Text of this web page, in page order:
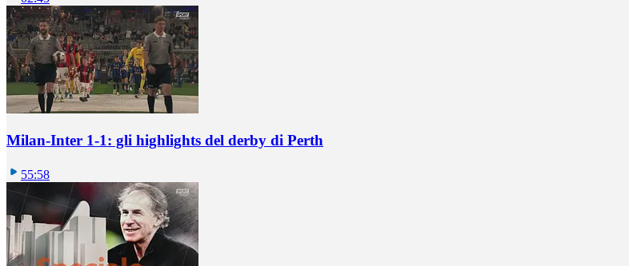
Milan-Inter 1-1: gli highlights del derby di Perth
55:58